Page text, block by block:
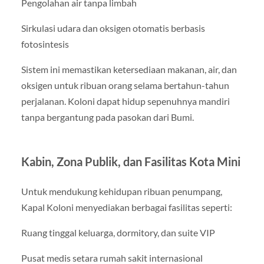
Pengolahan air tanpa limbah
Sirkulasi udara dan oksigen otomatis berbasis
fotosintesis
Sistem ini memastikan ketersediaan makanan, air, dan
oksigen untuk ribuan orang selama bertahun-tahun
perjalanan. Koloni dapat hidup sepenuhnya mandiri
tanpa bergantung pada pasokan dari Bumi.
Kabin, Zona Publik, dan Fasilitas Kota Mini
Untuk mendukung kehidupan ribuan penumpang,
Kapal Koloni menyediakan berbagai fasilitas seperti:
Ruang tinggal keluarga, dormitory, dan suite VIP
Pusat medis setara rumah sakit internasional